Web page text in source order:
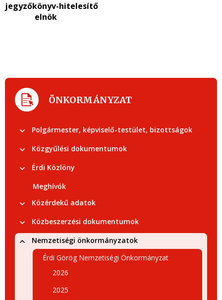
jegyzőkönyv-hitelesítő
elnök
ÖNKORMÁNYZAT
Polgármester, képviselő-testület, bizottságok
Közgyűlési dokumentumok
Érdi Közlöny
Meghívók
Közérdekű adatok
Közbeszerzési dokumentumok
Nemzetiségi önkormányzatok
Érdi Görög Nemzetiségi Önkormányzat
2026
2025